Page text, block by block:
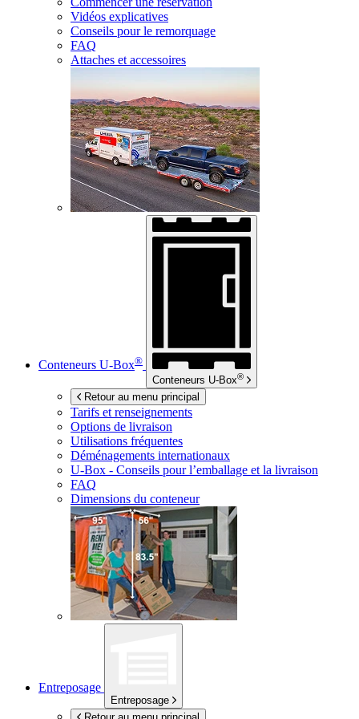
Vidéos explicatives
Conseils pour le remorquage
FAQ
Attaches et accessoires
Conteneurs U-Box®
Conteneurs U-Box®
Retour au menu principal
Tarifs et renseignements
Options de livraison
Utilisations fréquentes
Déménagements internationaux
U-Box - Conseils pour l’emballage et la livraison
FAQ
Dimensions du conteneur
Entreposage
Entreposage